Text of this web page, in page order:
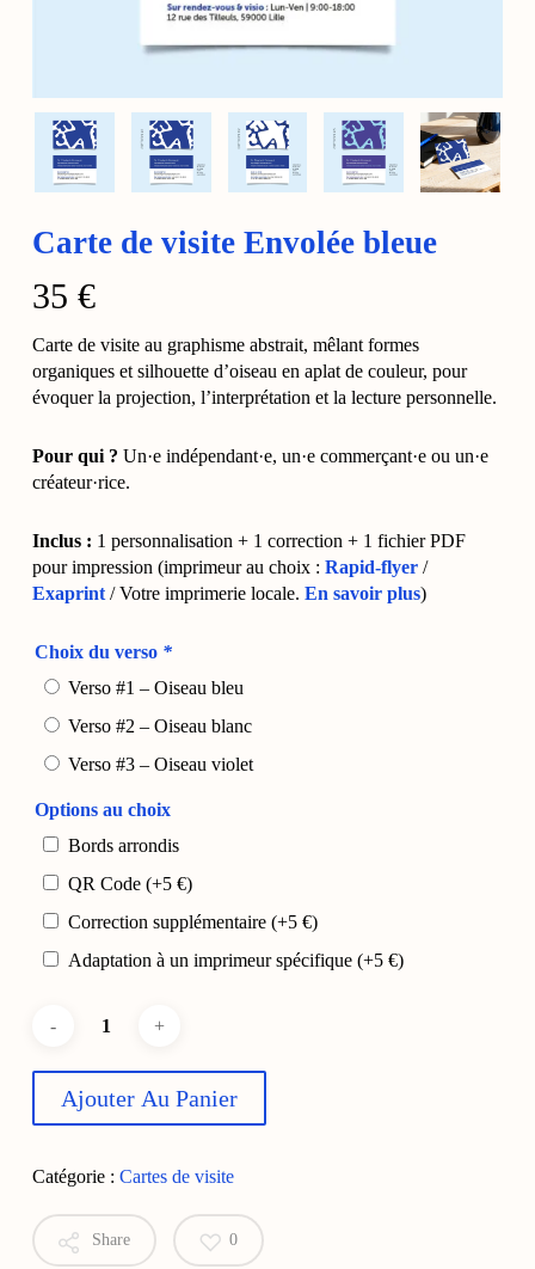
Carte de visite Envolée bleue
35 €
Carte de visite au graphisme abstrait, mêlant formes
organiques et silhouette d’oiseau en aplat de couleur, pour
évoquer la projection, l’interprétation et la lecture personnelle.
Pour qui ? Un·e indépendant·e, un·e commerçant·e ou un·e
créateur·rice.
Inclus : 1 personnalisation + 1 correction + 1 fichier PDF
pour impression (imprimeur au choix : Rapid-flyer/
Exaprint/ Votre imprimerie locale. En savoir plus)
Choix du verso *
Verso #1 – Oiseau bleu
Verso #2 – Oiseau blanc
Verso #3 – Oiseau violet
Options au choix
Bords arrondis
QR Code (+5 €)
Correction supplémentaire (+5 €)
Adaptation à un imprimeur spécifique (+5 €)
Ajouter Au Panier
Catégorie : Cartes de visite
Share 0